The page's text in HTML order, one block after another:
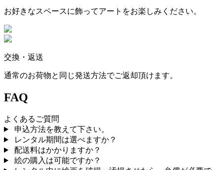
お好きなスペースに飾ってアートをお楽しみください。
交換・返送
通常のお荷物と同じ発送方法でご返却頂けます。
FAQ
よくあるご質問
申込方法を教えて下さい。
レンタル期間は選べますか？
配送料はかかりますか？
絵の購入は可能ですか？